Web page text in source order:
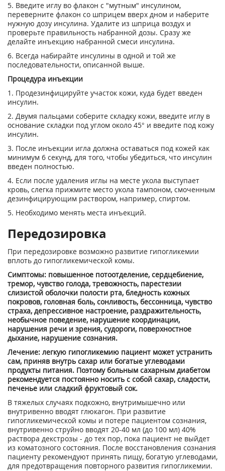
5. Введите иглу во флакон с "мутным" инсулином,
переверните флакон со шприцем вверх дном и наберите
нужную дозу инсулина. Удалите из шприца воздух и
проверьте правильность набранной дозы. Сразу же
делайте инъекцию набранной смеси инсулина.
6. Всегда набирайте инсулины в одной и той же
последовательности, описанной выше.
Процедура инъекции
1. Продезинфицируйте участок кожи, куда будет введен
инсулин.
2. Двумя пальцами соберите складку кожи, введите иглу в
основание складки под углом около 45° и введите под кожу
инсулин.
3. После инъекции игла должна оставаться под кожей как
минимум 6 секунд, для того, чтобы убедиться, что инсулин
введен полностью.
4. Если после удаления иглы на месте укола выступает
кровь, слегка прижмите место укола тампоном, смоченным
дезинфицирующим раствором, например, спиртом.
5. Необходимо менять места инъекций.
Передозировка
При передозировке возможно развитие гипогликемии
вплоть до гипогликемической комы.
Симптомы: повышенное потоотделение, сердцебиение,
тремор, чувство голода, тревожность, парестезии
слизистой оболочки полости рта, бледность кожных
покровов, головная боль, сонливость, бессонница, чувство
страха, депрессивное настроение, раздражительность,
необычное поведение, нарушение координации,
нарушения речи и зрения, судороги, поверхностное
дыхание, нарушение сознания.
Лечение: легкую гипогликемию пациент может устранить
сам, приняв внутрь сахар или богатые углеводами
продукты питания. Поэтому больным сахарным диабетом
рекомендуется постоянно носить с собой сахар, сладости,
печенье или сладкий фруктовый сок.
В тяжелых случаях подкожно, внутримышечно или
внутривенно вводят глюкагон. При развитие
гипогликемической комы и потере пациентом сознания,
внутривенно струйно вводят 20-40 мл (до 100 мл) 40%
раствора декстрозы - до тех пор, пока пациент не выйдет
из коматозного состояния. После восстановления сознания
пациенту рекомендуют принять пищу, богатую углеводами,
для предотвращения повторного развития гипогликемии.